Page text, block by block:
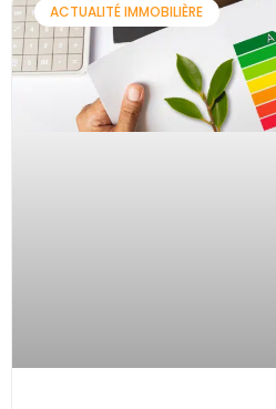
ACTUALITÉ IMMOBILIÈRE